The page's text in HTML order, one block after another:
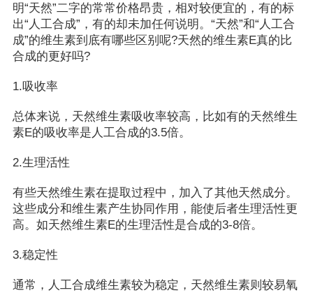
明“天然”二字的常常价格昂贵，相对较便宜的，有的标
出“人工合成”，有的却未加任何说明。“天然”和“人工合
成”的维生素到底有哪些区别呢?天然的维生素E真的比
合成的更好吗?
1.吸收率
总体来说，天然维生素吸收率较高，比如有的天然维生
素E的吸收率是人工合成的3.5倍。
2.生理活性
有些天然维生素在提取过程中，加入了其他天然成分。
这些成分和维生素产生协同作用，能使后者生理活性更
高。如天然维生素E的生理活性是合成的3-8倍。
3.稳定性
通常，人工合成维生素较为稳定，天然维生素则较易氧